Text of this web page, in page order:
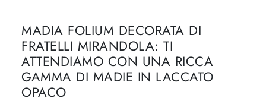
MADIA FOLIUM DECORATA DI
FRATELLI MIRANDOLA: TI
ATTENDIAMO CON UNA RICCA
GAMMA DI MADIE IN LACCATO
OPACO